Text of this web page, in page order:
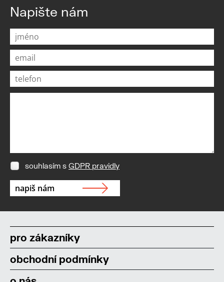
Napište nám
souhlasím s GDPR pravidly
pro zákazníky
obchodní podmínky